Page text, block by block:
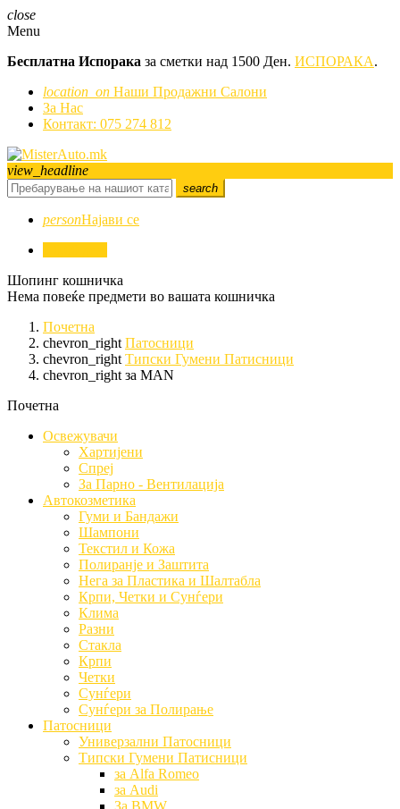
close
Menu
Бесплатна Испорака за сметки над 1500 Ден. ИСПОРАКА.
location_on Наши Продажни Салони
За Нас
Контакт: 075 274 812
view_headline
search
personНајави се
Шопинг кошничка
Нема повеќе предмети во вашата кошничка
Почетна
chevron_right Патосници
chevron_right Типски Гумени Патисници
chevron_right за MAN
Почетна
Освежувачи
Хартијени
Спреј
За Парно - Вентилација
Автокозметика
Гуми и Бандажи
Шампони
Текстил и Кожа
Полиранје и Заштита
Нега за Пластика и Шалтабла
Крпи, Четки и Сунѓери
Клима
Разни
Стакла
Крпи
Четки
Сунѓери
Сунѓери за Полирање
Патосници
Универзални Патосници
Типски Гумени Патисници
за Alfa Romeo
за Audi
За BMW